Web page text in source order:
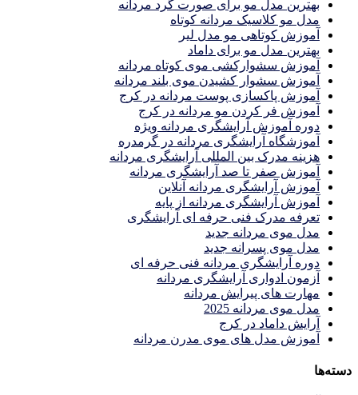
بهترين مدل مو براى صورت گرد مردانه
مدل مو کلاسیک مردانه کوتاه
آموزش کوتاهی مو مدل لیر
بهترین مدل مو برای داماد
آموزش سشوارکشی موی کوتاه مردانه
آموزش سشوار کشیدن موی بلند مردانه
آموزش پاکسازی پوست مردانه در کرج
آموزش فر کردن مو مردانه در کرج
دوره آموزش آرایشگری مردانه ویژه
آموزشگاه آرایشگری مردانه در گرمدره
هزینه مدرک بین المللی آرایشگری مردانه
آموزش صفر تا صد آرایشگری مردانه
آموزش آرایشگری مردانه آنلاین
آموزش آرایشگری مردانه از پایه
تعرفه مدرک فنی حرفه ای آرایشگری
مدل موی مردانه جدید
مدل موی پسرانه جدید
دوره آرایشگری مردانه فنی حرفه ای
آزمون ادواری آرایشگری مردانه
مهارت های پیرایش مردانه
مدل موی مردانه 2025
آرایش داماد در کرج
آموزش مدل های موی مدرن مردانه
دسته‌ها